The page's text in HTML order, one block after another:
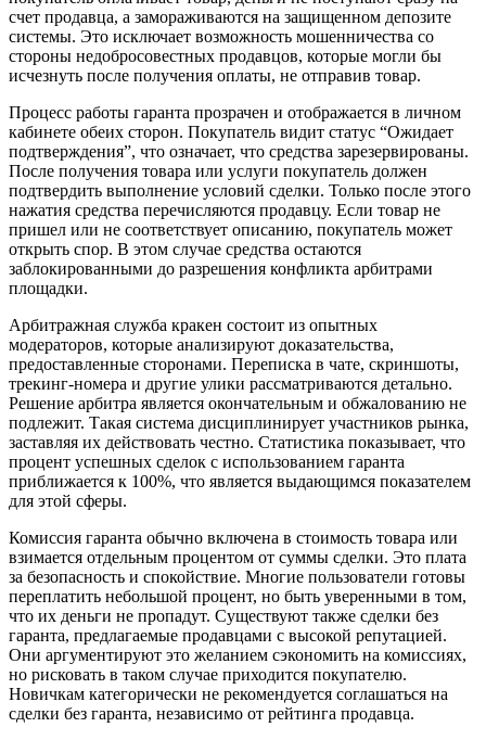
счет продавца, а замораживаются на защищенном депозите
системы. Это исключает возможность мошенничества со
стороны недобросовестных продавцов, которые могли бы
исчезнуть после получения оплаты, не отправив товар.
Процесс работы гаранта прозрачен и отображается в личном
кабинете обеих сторон. Покупатель видит статус “Ожидает
подтверждения”, что означает, что средства зарезервированы.
После получения товара или услуги покупатель должен
подтвердить выполнение условий сделки. Только после этого
нажатия средства перечисляются продавцу. Если товар не
пришел или не соответствует описанию, покупатель может
открыть спор. В этом случае средства остаются
заблокированными до разрешения конфликта арбитрами
площадки.
Арбитражная служба кракен состоит из опытных
модераторов, которые анализируют доказательства,
предоставленные сторонами. Переписка в чате, скриншоты,
трекинг-номера и другие улики рассматриваются детально.
Решение арбитра является окончательным и обжалованию не
подлежит. Такая система дисциплинирует участников рынка,
заставляя их действовать честно. Статистика показывает, что
процент успешных сделок с использованием гаранта
приближается к 100%, что является выдающимся показателем
для этой сферы.
Комиссия гаранта обычно включена в стоимость товара или
взимается отдельным процентом от суммы сделки. Это плата
за безопасность и спокойствие. Многие пользователи готовы
переплатить небольшой процент, но быть уверенными в том,
что их деньги не пропадут. Существуют также сделки без
гаранта, предлагаемые продавцами с высокой репутацией.
Они аргументируют это желанием сэкономить на комиссиях,
но рисковать в таком случае приходится покупателю.
Новичкам категорически не рекомендуется соглашаться на
сделки без гаранта, независимо от рейтинга продавца.